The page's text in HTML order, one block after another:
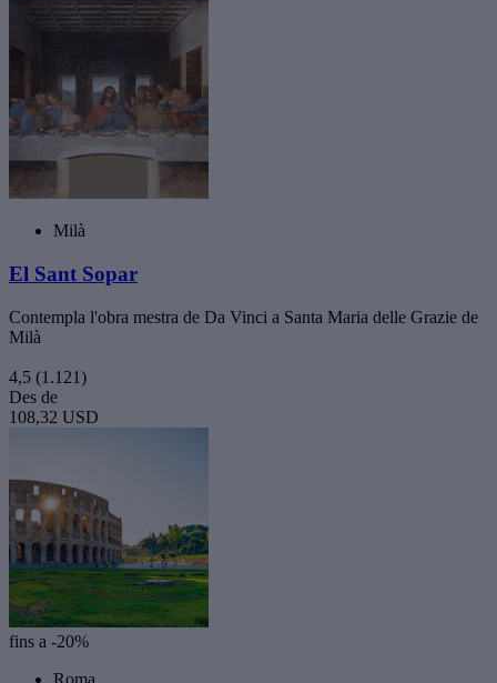
Milà
El Sant Sopar
Contempla l'obra mestra de Da Vinci a Santa Maria delle Grazie de
Milà
4,5 (1.121)
Des de
108,32 USD
fins a -20%
Roma